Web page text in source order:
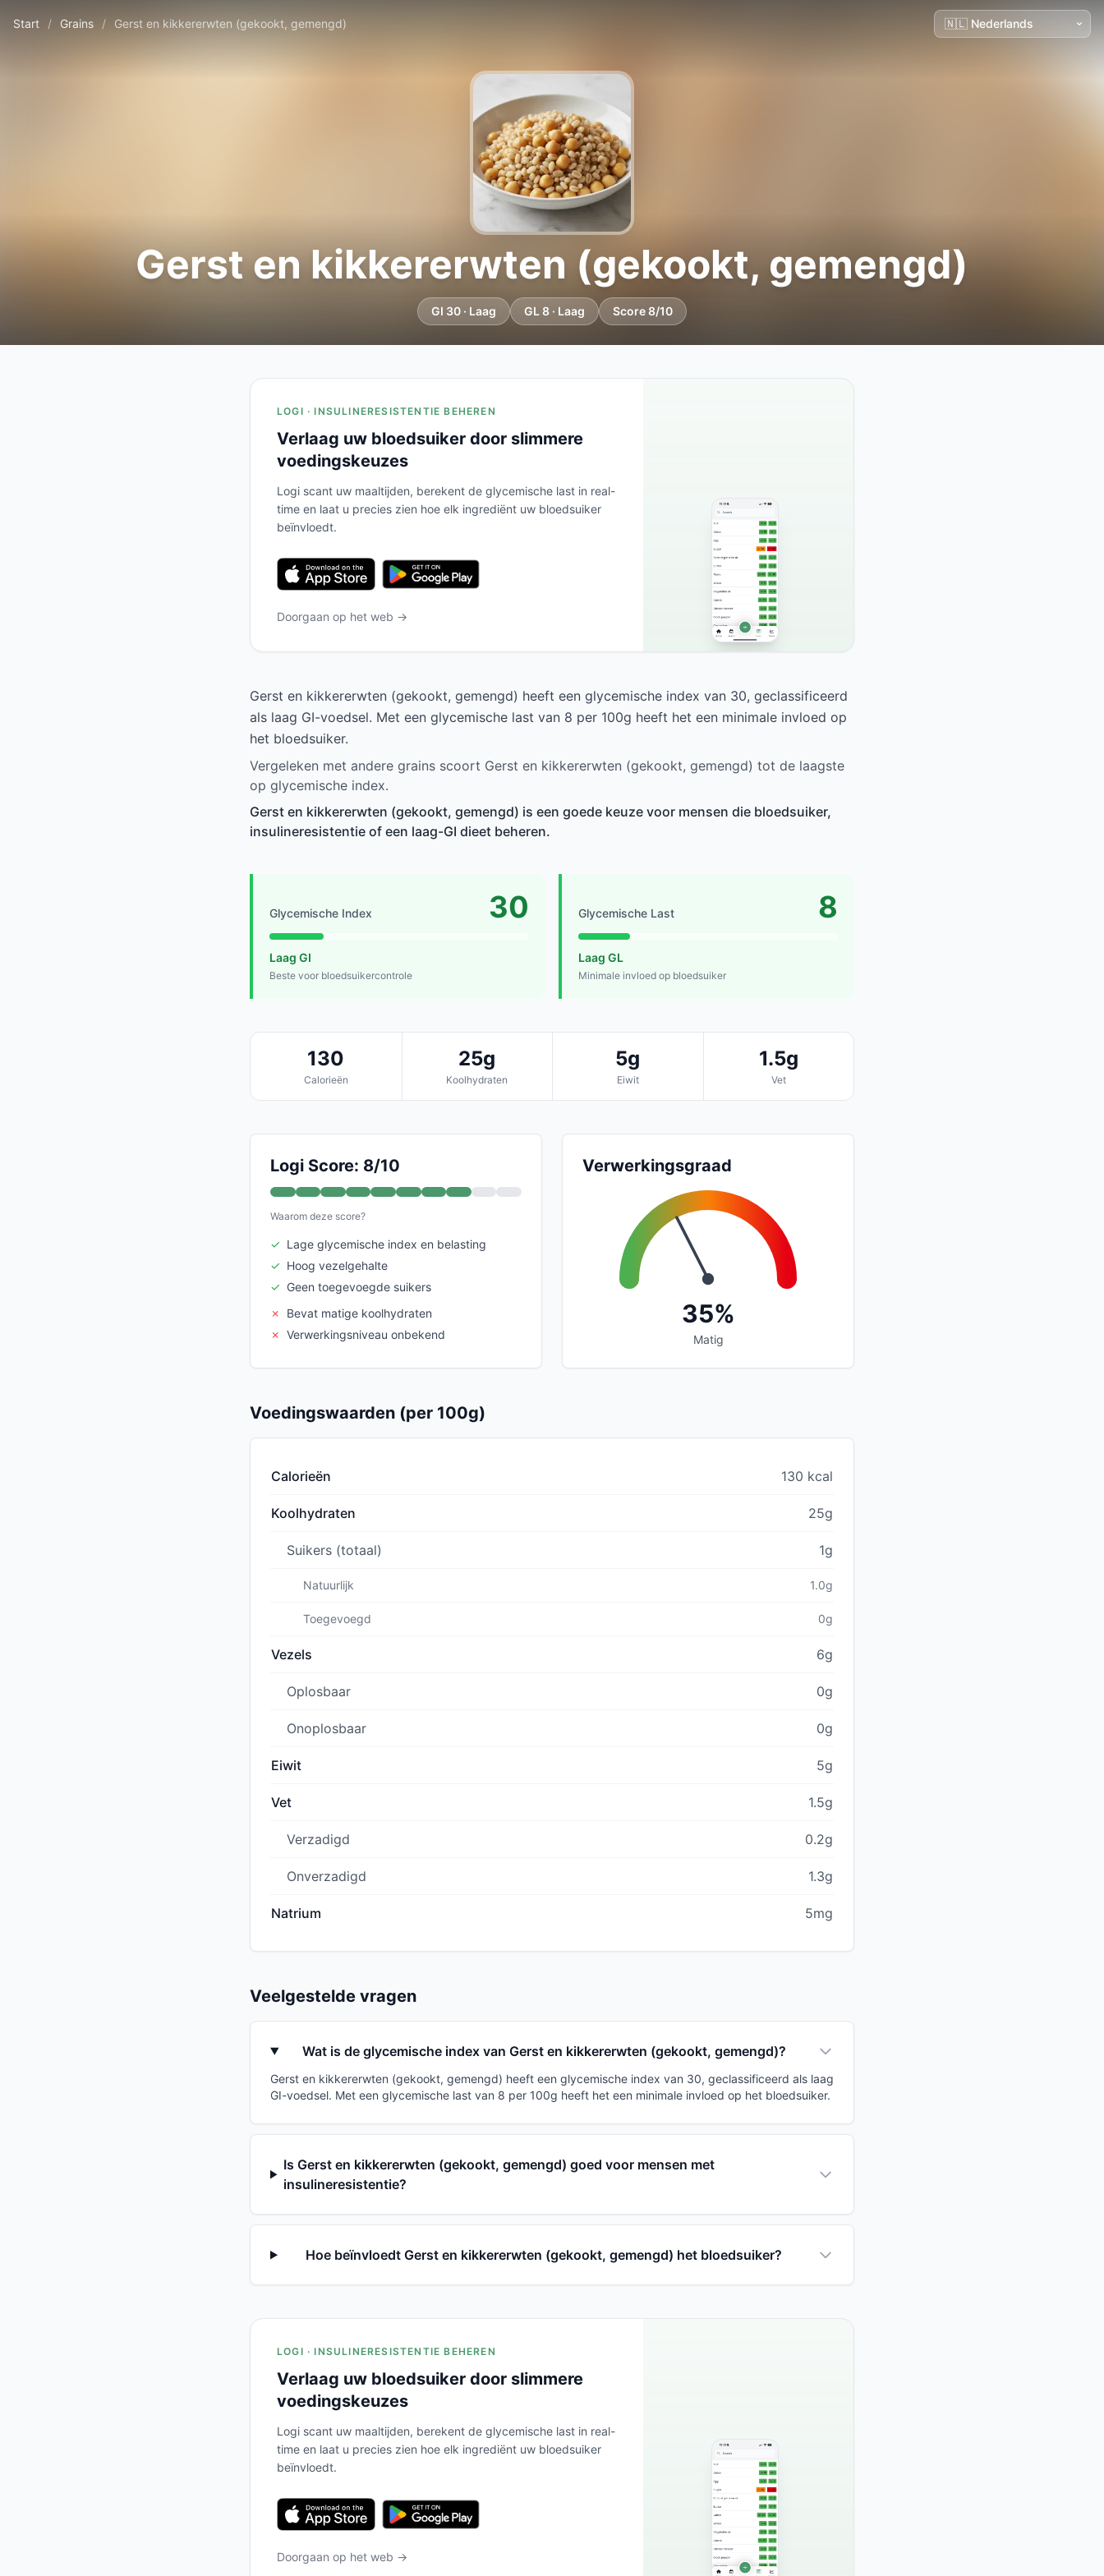
Start / Grains / Gerst en kikkererwten (gekookt, gemengd)
Gerst en kikkererwten (gekookt, gemengd)
GI 30 · Laag GL 8 · Laag Score 8/10
LOGI · INSULINERESISTENTIE BEHEREN
Verlaag uw bloedsuiker door slimmere
voedingskeuzes
Logi scant uw maaltijden, berekent de glycemische last in real-
time en laat u precies zien hoe elk ingrediënt uw bloedsuiker
beïnvloedt.
Doorgaan op het web →
Gerst en kikkererwten (gekookt, gemengd) heeft een glycemische index van 30, geclassificeerd
als laag GI-voedsel. Met een glycemische last van 8 per 100g heeft het een minimale invloed op
het bloedsuiker.
Vergeleken met andere grains scoort Gerst en kikkererwten (gekookt, gemengd) tot de laagste
op glycemische index.
Gerst en kikkererwten (gekookt, gemengd) is een goede keuze voor mensen die bloedsuiker,
insulineresistentie of een laag-GI dieet beheren.
Glycemische Index 30
Laag GI
Beste voor bloedsuikercontrole
Glycemische Last 8
Laag GL
Minimale invloed op bloedsuiker
130
Calorieën
25g
Koolhydraten
5g
Eiwit
1.5g
Vet
Logi Score: 8/10
Waarom deze score?
✓ Lage glycemische index en belasting
✓ Hoog vezelgehalte
✓ Geen toegevoegde suikers
✗
Bevat matige koolhydraten
✗ Verwerkingsniveau onbekend
Verwerkingsgraad
35%
Matig
Voedingswaarden (per 100g)
Calorieën 130 kcal
Koolhydraten 25g
Suikers (totaal) 1g
Natuurlijk 1.0g
Toegevoegd 0g
Vezels 6g
Oplosbaar 0g
Onoplosbaar 0g
Eiwit 5g
Vet 1.5g
Verzadigd 0.2g
Onverzadigd 1.3g
Natrium 5mg
Veelgestelde vragen
Wat is de glycemische index van Gerst en kikkererwten (gekookt, gemengd)?
Gerst en kikkererwten (gekookt, gemengd) heeft een glycemische index van 30, geclassificeerd als laag
GI-voedsel. Met een glycemische last van 8 per 100g heeft het een minimale invloed op het bloedsuiker.
Is Gerst en kikkererwten (gekookt, gemengd) goed voor mensen met
insulineresistentie?
Hoe beïnvloedt Gerst en kikkererwten (gekookt, gemengd) het bloedsuiker?
LOGI · INSULINERESISTENTIE BEHEREN
Verlaag uw bloedsuiker door slimmere
voedingskeuzes
Logi scant uw maaltijden, berekent de glycemische last in real-
time en laat u precies zien hoe elk ingrediënt uw bloedsuiker
beïnvloedt.
Doorgaan op het web →